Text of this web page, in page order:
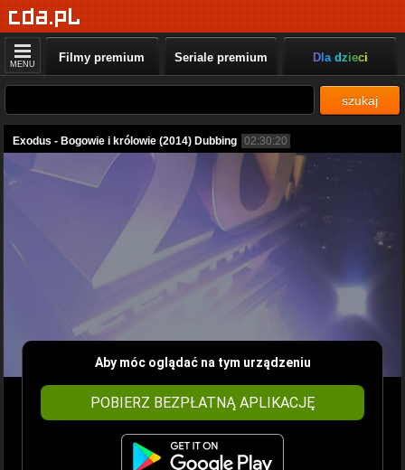
MENU Filmy premium Seriale premium Dla dzieci
szukaj
Exodus - Bogowie i królowie (2014) Dubbing 02:30:20
Aby móc oglądać na tym urządzeniu
POBIERZ BEZPŁATNĄ APLIKACJĘ